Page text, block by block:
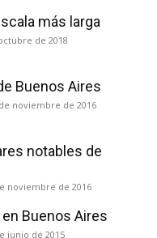
más larga
de 2018
Buenos Aires
noviembre de 2016
notables de
noviembre de 2016
Buenos Aires
junio de 2015